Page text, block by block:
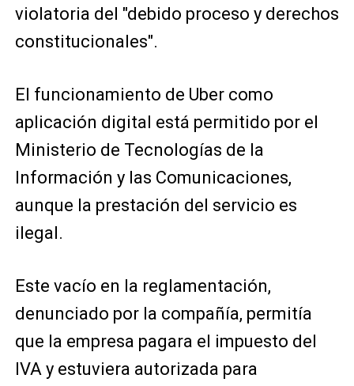
violatoria del "debido proceso y derechos
constitucionales".
El funcionamiento de Uber como
aplicación digital está permitido por el
Ministerio de Tecnologías de la
Información y las Comunicaciones,
aunque la prestación del servicio es
ilegal.
Este vacío en la reglamentación,
denunciado por la compañía, permitía
que la empresa pagara el impuesto del
IVA y estuviera autorizada para